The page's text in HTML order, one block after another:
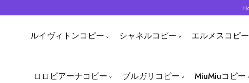
ルイヴィトンコピー シャネルコピー エルメスコピー
ロロピアーナコピー ブルガリコピー MiuMiuコピー